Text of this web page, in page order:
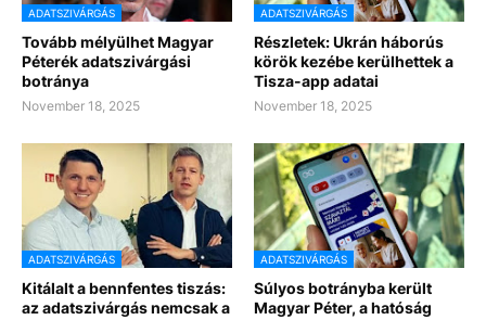
ADATSZIVÁRGÁS
Tovább mélyülhet Magyar
Péterék adatszivárgási
botránya
November 18, 2025
ADATSZIVÁRGÁS
Részletek: Ukrán háborús
körök kezébe kerülhettek a
Tisza-app adatai
November 18, 2025
ADATSZIVÁRGÁS
Kitálalt a bennfentes tiszás:
az adatszivárgás nemcsak a
ADATSZIVÁRGÁS
Súlyos botrányba került
Magyar Péter, a hatóság